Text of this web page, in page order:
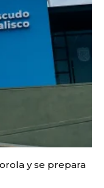
y se prepara